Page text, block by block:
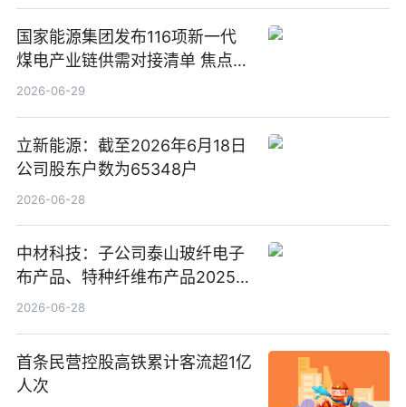
国家能源集团发布116项新一代
煤电产业链供需对接清单 焦点滚
动
2026-06-29
立新能源：截至2026年6月18日
公司股东户数为65348户
2026-06-28
中材科技：子公司泰山玻纤电子
布产品、特种纤维布产品2025年
度营收占比较小
2026-06-28
首条民营控股高铁累计客流超1亿
人次